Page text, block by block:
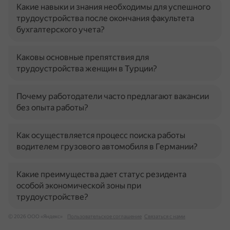
Какие навыки и знания необходимы для успешного
трудоустройства после окончания факультета
бухгалтерского учета?
Каковы основные препятствия для
трудоустройства женщин в Турции?
Почему работодатели часто предлагают вакансии
без опыта работы?
Как осуществляется процесс поиска работы
водителем грузового автомобиля в Германии?
Какие преимущества дает статус резидента
особой экономической зоны при
трудоустройстве?
© 2026 ООО «Яндекс» Пользовательское соглашение Связаться с нами